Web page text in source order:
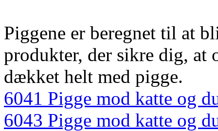
Piggene er beregnet til at
produkter, der sikre dig, at
dækket helt med pigge.
6041 Pigge mod katte og
6043 Pigge mod katte og